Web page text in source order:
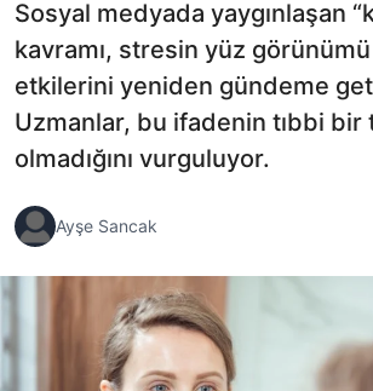
Sosyal medyada yaygınlaşan
kavramı, stresin yüz
etkilerini yeniden gündeme
Uzmanlar, bu ifadenin tıbbi bir
olmadığını vurguluyor.
Ayşe Sancak